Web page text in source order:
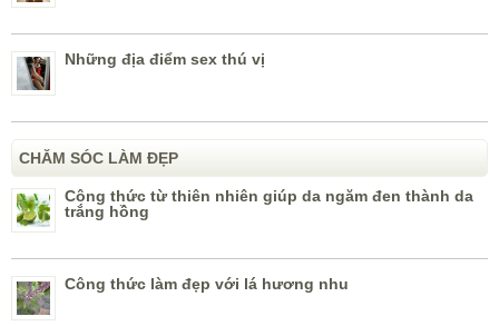
Những địa điểm sex thú vị
CHĂM SÓC LÀM ĐẸP
Công thức từ thiên nhiên giúp da ngăm đen thành da
trắng hồng
Công thức làm đẹp với lá hương nhu